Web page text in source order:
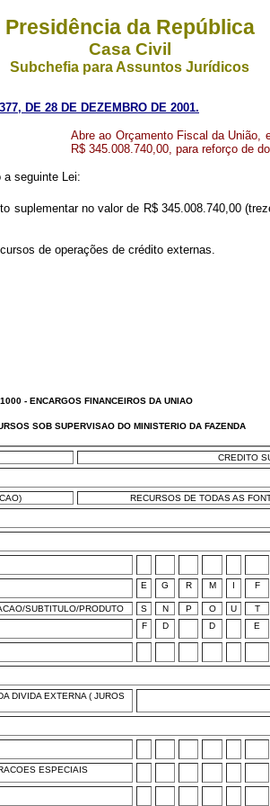
Presidência da República
Casa Civil
Subchefia para Assuntos Jurídicos
DE 28 DE DEZEMBRO DE 2001.
Abre ao Orçamento Fiscal da União,
R$ 345.008.740,00, para reforço de
a seguinte Lei:
suplementar no valor de R$ 345.008.740,00
de operações de crédito externas.
- ENCARGOS FINANCEIROS DA UNIAO
SOB SUPERVISAO DO MINISTERIO DA FAZENDA
CREDITO
RECURSOS DE TODAS AS
E G R M F
SUBTITULO/PRODUTO S N P O U T
F
D D E
DIVIDA EXTERNA ( JUROS
ESPECIAIS